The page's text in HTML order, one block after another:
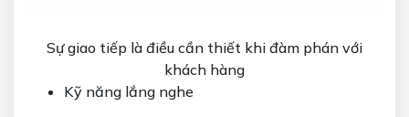
Sự giao tiếp là điều cần thiết khi đàm phán với
khách hàng
Kỹ năng lắng nghe